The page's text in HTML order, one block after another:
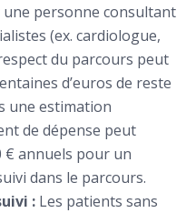
une personne consultant
(ex. cardiologue,
du parcours peut
d’euros de reste
une estimation
de dépense peut
€ annuels pour un
dans le parcours.
: Les patients sans